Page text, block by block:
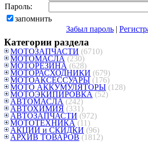
Пароль:
запомнить
Забыл пароль |
Категории раздела
МОТОЗАПЧАСТИ (6710)
МОТОМАСЛА (230)
МОТОРЕЗИНА (628)
МОТОРАСХОДНИКИ (679)
МОТОАКСЕССУАРЫ (176)
МОТО АККУМУЛЯТОРЫ (128)
МОТОЭКИПИРОВКА (52)
АВТОМАСЛА (242)
АВТОХИМИЯ (331)
АВТОЗАПЧАСТИ (972)
МОТОТЕХНИКА (11)
АКЦИИ и СКИДКИ (96)
АРХИВ ТОВАРОВ (1812)